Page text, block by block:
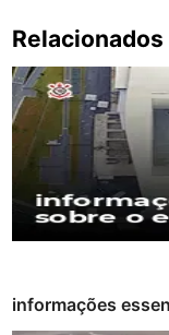
Relacionados
informações